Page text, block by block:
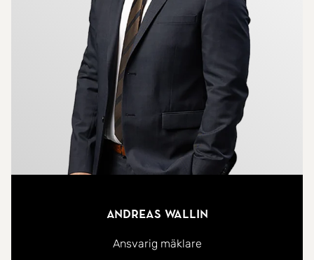
Utomhus väntar hemmets verkliga höjdpunkt, en
stor träterrass som erbjuder utrymme för umgänge
och avkoppling. Här finns plats för stora middagar,
loungedel under pergola, solsängar och ett
inbjudande spabad där kvällarna kan avslutas
under öppen himmel. Den insynsskyddade miljön
tillsammans med de gröna omgivningarna skapar
en avskild och rofylld känsla.
imponera. Här finns ett trivsamt allrum som
fungerar perfekt som tv-rum, tonårsdel eller extra
Andreas Wallin
Ansvarig mäklare